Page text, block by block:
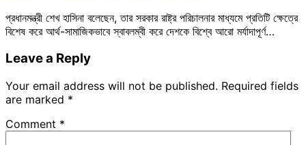
প্রধানমন্ত্রী শেখ হাসিনা বলেছেন, তার সরকার রাষ্ট্র পরিচালনার মাধ্যমে প্রতিটি ক্ষেত্রে
বিশেষ করে আর্থ-সামাজিকভাবে স্বাবলম্বী করে দেশকে বিশ্বে আরো মর্যাদাপূর্ণ…
Leave a Reply
Your email address will not be published. Required fields
are marked *
Comment *